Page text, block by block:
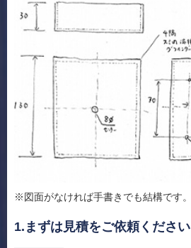
※図面がなければ手書きでも結構です。
1.まずは見積をご依頼ください